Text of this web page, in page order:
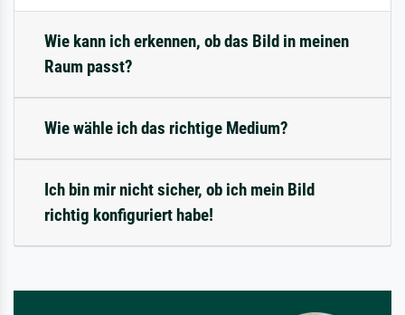
Wie kann ich erkennen, ob das Bild in meinen
Raum passt?
Wie wähle ich das richtige Medium?
Ich bin mir nicht sicher, ob ich mein Bild
richtig konfiguriert habe!